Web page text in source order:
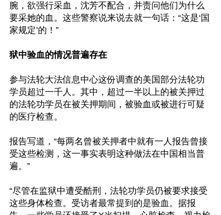
腕，欲强行采血，沈芳不配合，并责问他们为什么
要采她的血。这些警察说来说去就一句话：“这是‘国
家规定’的！”
狱中验血的情况普遍存在
参与法轮大法信息中心这份调查的美国部分法轮功
学员超过一千人。其中，超过一半以上的被关押过
的法轮功学员在被关押期间，被验血或被进行可疑
的医疗检查。
报告写道，“每两名曾被关押者中就有一人报告曾接
受这些检测，这一事实表明这种做法在中国相当普
遍。”
“尽管在监狱中遭受酷刑，法轮功学员仍被要求接受
这些身体检查。受访者最常提到的是验血。据报